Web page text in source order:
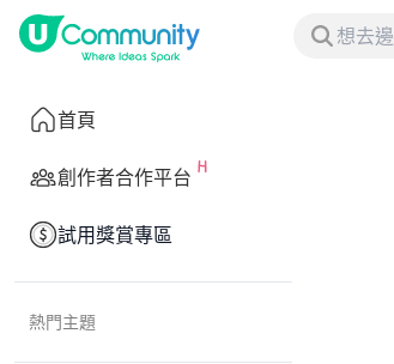
首頁
創作者合作平台
試用獎賞專區
熱門主題